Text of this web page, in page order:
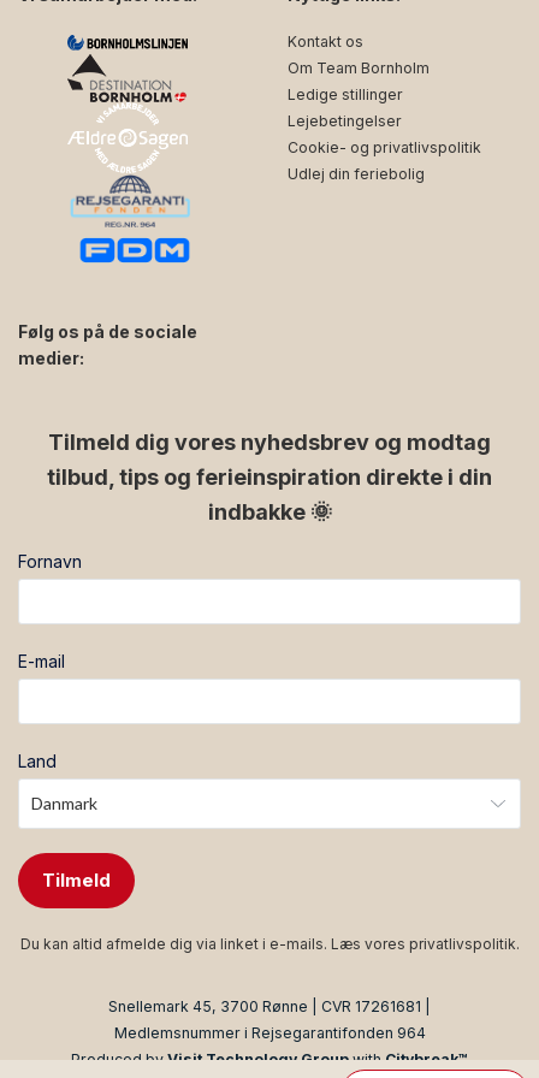
Følg os på de sociale
medier:
Kontakt os
Om Team Bornholm
Ledige stillinger
Lejebetingelser
Cookie- og privatlivspolitik
Udlej din feriebolig
Tilmeld dig vores nyhedsbrev og modtag
tilbud, tips og ferieinspiration direkte i din
indbakke 🌞
Fornavn
E-mail
Land
Tilmeld
Du kan altid afmelde dig via linket i e-mails. Læs vores privatlivspolitik.
Snellemark 45, 3700 Rønne | CVR 17261681 |
Medlemsnummer i Rejsegarantifonden 964
Produced by Visit Technology Group with Citybreak™